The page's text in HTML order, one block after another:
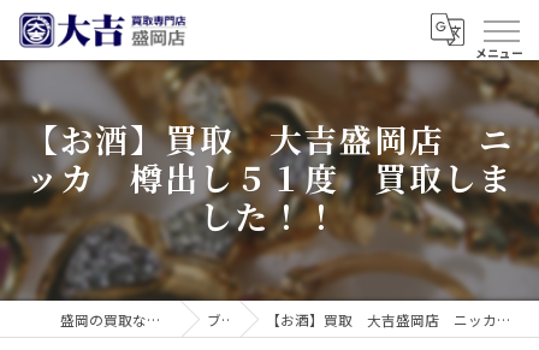
【お酒】買取 大吉盛岡店 ニ
ッカ 樽出し５１度 買取しま
した！！
盛岡の買取なら買取大吉 盛岡店 ブログ 【お酒】買取 大吉盛岡店 ニッカ 樽出し５１度 買取しました！！